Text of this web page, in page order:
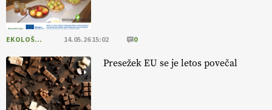
Ekološka reja kokoši skrbi za živali
, okolje
in kakovostna jajca . VEČ
https://t.co/PX49GVsP1M
@EUAgri #IMCAP #CAP https://t.co/a1xatzEeid
EKOLOŠKO LOGIČNO 14.05.26 15:02 0
Presežek EU se je letos povečal